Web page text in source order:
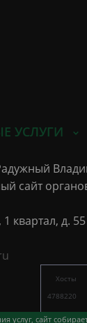
услуг, сайт
УСЛУГИ
сайт
квартал, д. 55
Хосты
4788220
5832